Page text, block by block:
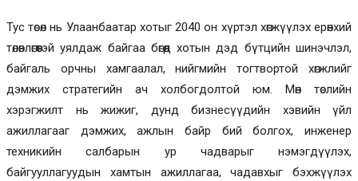
Тус төсөл нь Улаанбаатар хотыг 2040 он хүртэл хөгжүүлэх ерөнхий
төлөвлөгөөтэй уялдаж байгаа бөгөөд хотын дэд бүтцийн шинэчлэл,
байгаль орчны хамгаалал, нийгмийн тогтвортой хөгжлийг
дэмжих стратегийн ач холбогдолтой юм. Мөн төслийн
хэрэгжилт нь жижиг, дунд бизнесүүдийн хэвийн үйл
ажиллагааг дэмжих, ажлын байр бий болгох, инженер
техникийн салбарын ур чадварыг нэмэгдүүлэх,
байгууллагуудын хамтын ажиллагаа, чадавхыг бэхжүүлэх